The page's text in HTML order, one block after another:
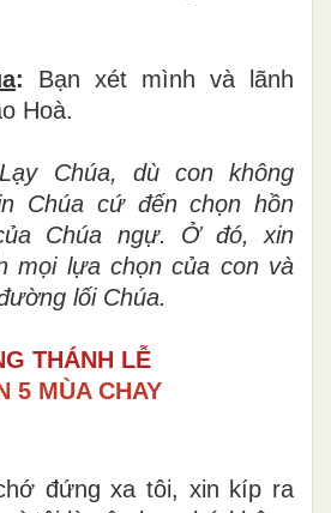
:
Bạn xét mình và lãnh
Hoà.
Lạy Chúa, dù con không
Chúa cứ đến chọn hồn
Chúa ngự. Ở đó, xin
mọi lựa chọn của con và
lối Chúa.
THÁNH LỄ
5 MÙA CHAY
đứng xa tôi, xin kíp ra